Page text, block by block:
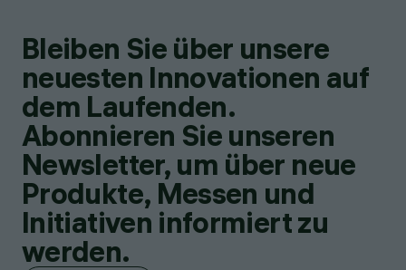
Bleiben Sie über unsere
neuesten Innovationen auf
dem Laufenden.
Abonnieren Sie unseren
Newsletter, um über neue
Produkte, Messen und
Initiativen informiert zu
werden.